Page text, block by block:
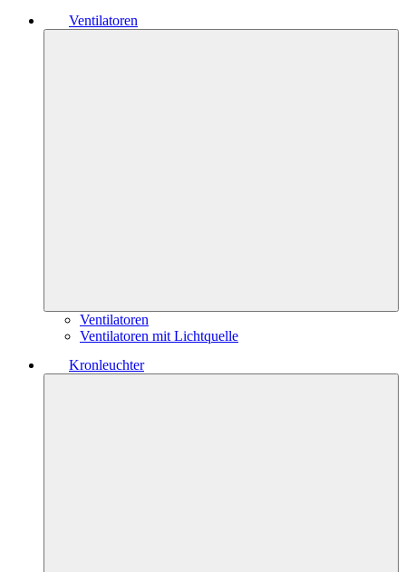
Ventilatoren
Ventilatoren
Ventilatoren mit Lichtquelle
Kronleuchter